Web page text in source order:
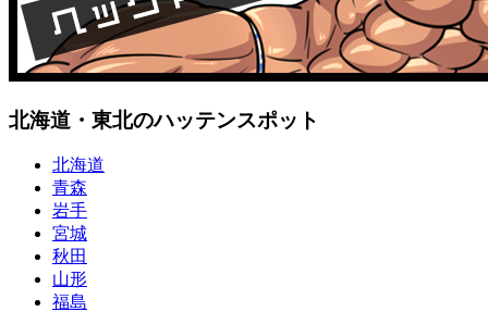
北海道・東北のハッテンスポット
北海道
青森
岩手
宮城
秋田
山形
福島